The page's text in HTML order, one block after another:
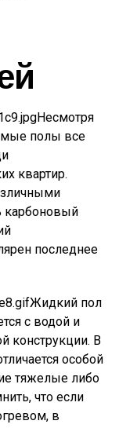
Несмотря
полы все
квартир.
карбоновый
последнее
Жидкий пол
с водой и
конструкции. В
особой
тяжелые либо
что если
в